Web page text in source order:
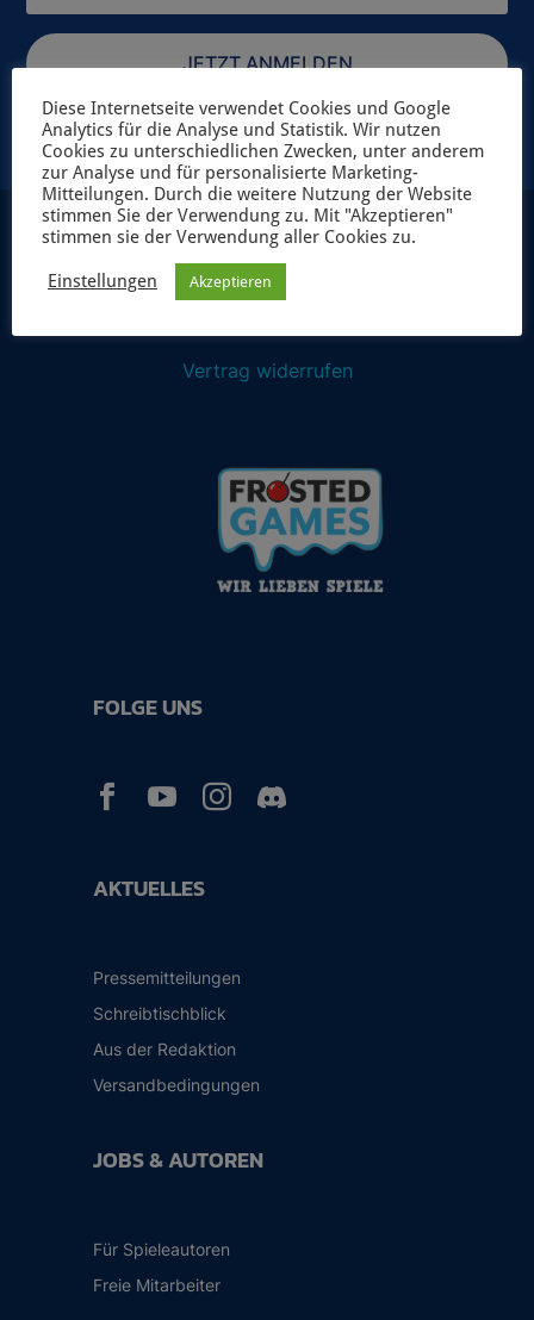
JETZT ANMELDEN
Vertrag widerrufen
AKTUELLES
Pressemitteilungen
Schreibtischblick
Aus der Redaktion
Versandbedingungen
JOBS & AUTOREN
Für Spieleautoren
Freie Mitarbeiter
FOLGE UNS
  
Diese Internetseite verwendet Cookies und Google
Analytics für die Analyse und Statistik. Wir nutzen
Cookies zu unterschiedlichen Zwecken, unter anderem
zur Analyse und für personalisierte Marketing-
Mitteilungen. Durch die weitere Nutzung der Website
stimmen Sie der Verwendung zu. Mit "Akzeptieren"
stimmen sie der Verwendung aller Cookies zu.
Einstellungen Akzeptieren